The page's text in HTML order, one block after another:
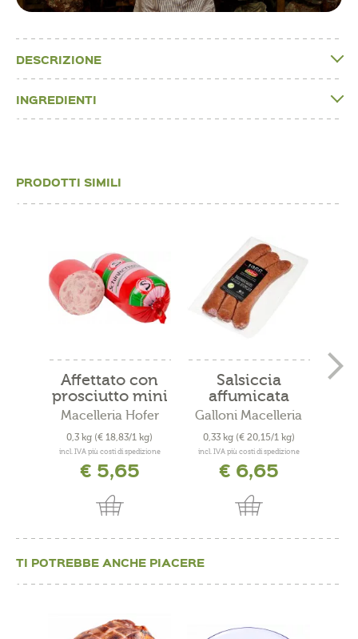
DESCRIZIONE
INGREDIENTI
PRODOTTI SIMILI
Affettato con
prosciutto mini
Macelleria Hofer
0,3 kg (€ 18,83/1 kg)
incl. IVA più costi di spedizione
€ 5,65
Salsiccia
affumicata
Galloni Macelleria
0,33 kg (€ 20,15/1 kg)
incl. IVA più costi di spedizione
€ 6,65
TI POTREBBE ANCHE PIACERE